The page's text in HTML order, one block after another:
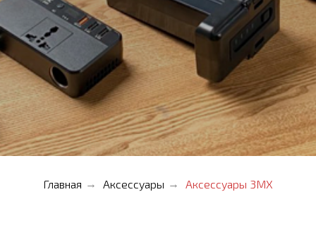
Главная → Аксессуары → Аксессуары 3MX